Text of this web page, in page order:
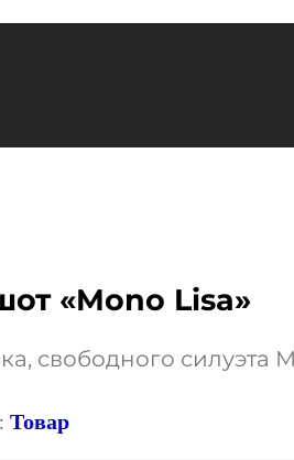
«Mono Lisa»
свободного силуэта
Товар